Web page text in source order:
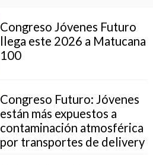
Congreso Jóvenes Futuro
llega este 2026 a Matucana
100
Congreso Futuro: Jóvenes
están más expuestos a
contaminación atmosférica
por transportes de delivery